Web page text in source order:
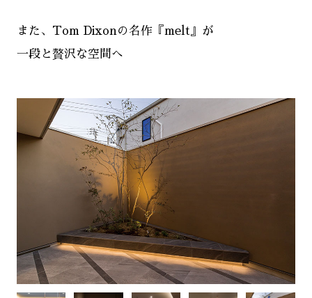
また、Tom Dixonの名作『melt』が
一段と贅沢な空間へ